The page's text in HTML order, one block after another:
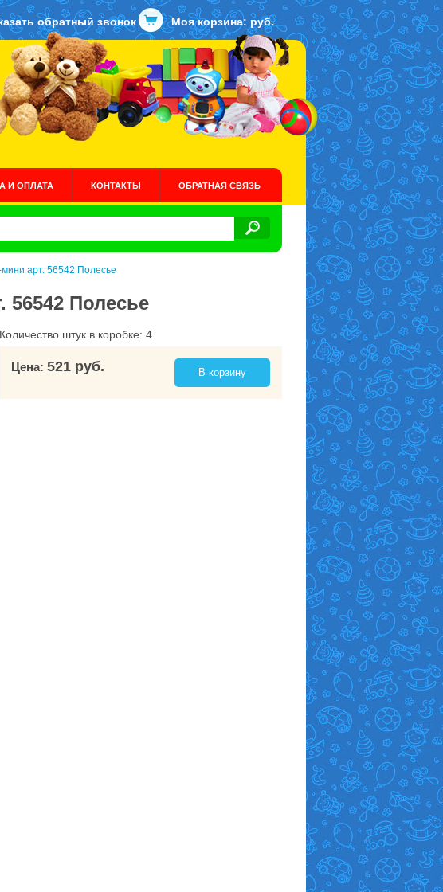
обратный звонок Моя корзина: руб.
И ОПЛАТА КОНТАКТЫ ОБРАТНАЯ СВЯЗЬ
арт. 56542 Полесье
56542 Полесье
Количество штук в коробке: 4
Цена: 521 руб. В корзину